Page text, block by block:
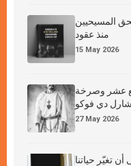
المسيحيين
منذ عقود
15 May 2026
عشر وصرخة
دي فوكو
27 May 2026
أن تغيّر حياتنا